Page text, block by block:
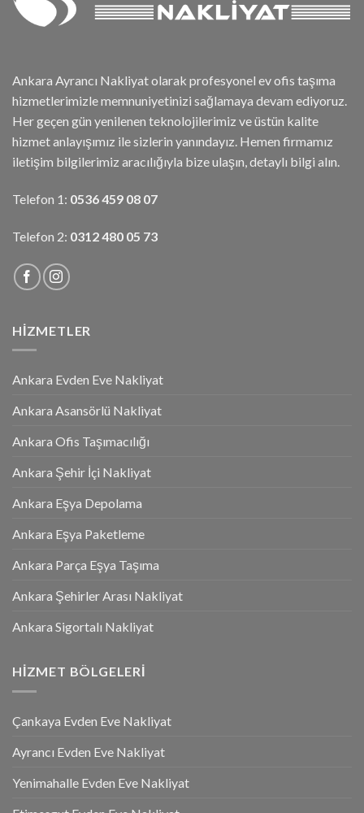
Ankara Ayrancı Nakliyat olarak profesyonel ev ofis taşıma
hizmetlerimizle memnuniyetinizi sağlamaya devam ediyoruz.
Her geçen gün yenilenen teknolojilerimiz ve üstün kalite
hizmet anlayışımız ile sizlerin yanındayız. Hemen firmamız
iletişim bilgilerimiz aracılığıyla bize ulaşın, detaylı bilgi alın.
Telefon 1: 0536 459 08 07
Telefon 2: 0312 480 05 73
HIZMETLER
Ankara Evden Eve Nakliyat
Ankara Asansörlü Nakliyat
Ankara Ofis Taşımacılığı
Ankara Şehir İçi Nakliyat
Ankara Eşya Depolama
Ankara Eşya Paketleme
Ankara Parça Eşya Taşıma
Ankara Şehirler Arası Nakliyat
Ankara Sigortalı Nakliyat
HIZMET BÖLGELERI
Çankaya Evden Eve Nakliyat
Ayrancı Evden Eve Nakliyat
Yenimahalle Evden Eve Nakliyat